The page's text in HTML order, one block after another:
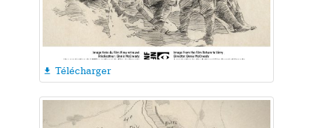
 Télécharger